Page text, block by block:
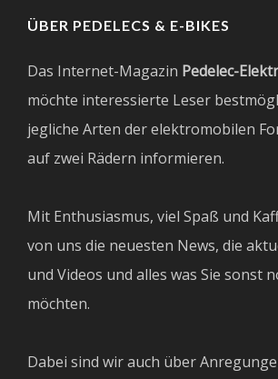
ÜBER PEDELECS & E-BIKES
Das Internet-Magazin Pedelec-
möchte interessierte Leser
jegliche Arten der elektromobilen
auf zwei Rädern informieren.
Mit Enthusiasmus, viel Spaß und
von uns die neuesten News, die
und Videos und alles was Sie sonst
möchten.
Dabei sind wir auch über